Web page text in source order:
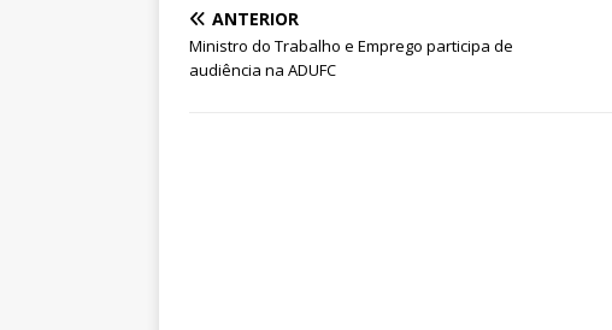
ANTERIOR
Ministro do Trabalho e Emprego participa de
audiência na ADUFC